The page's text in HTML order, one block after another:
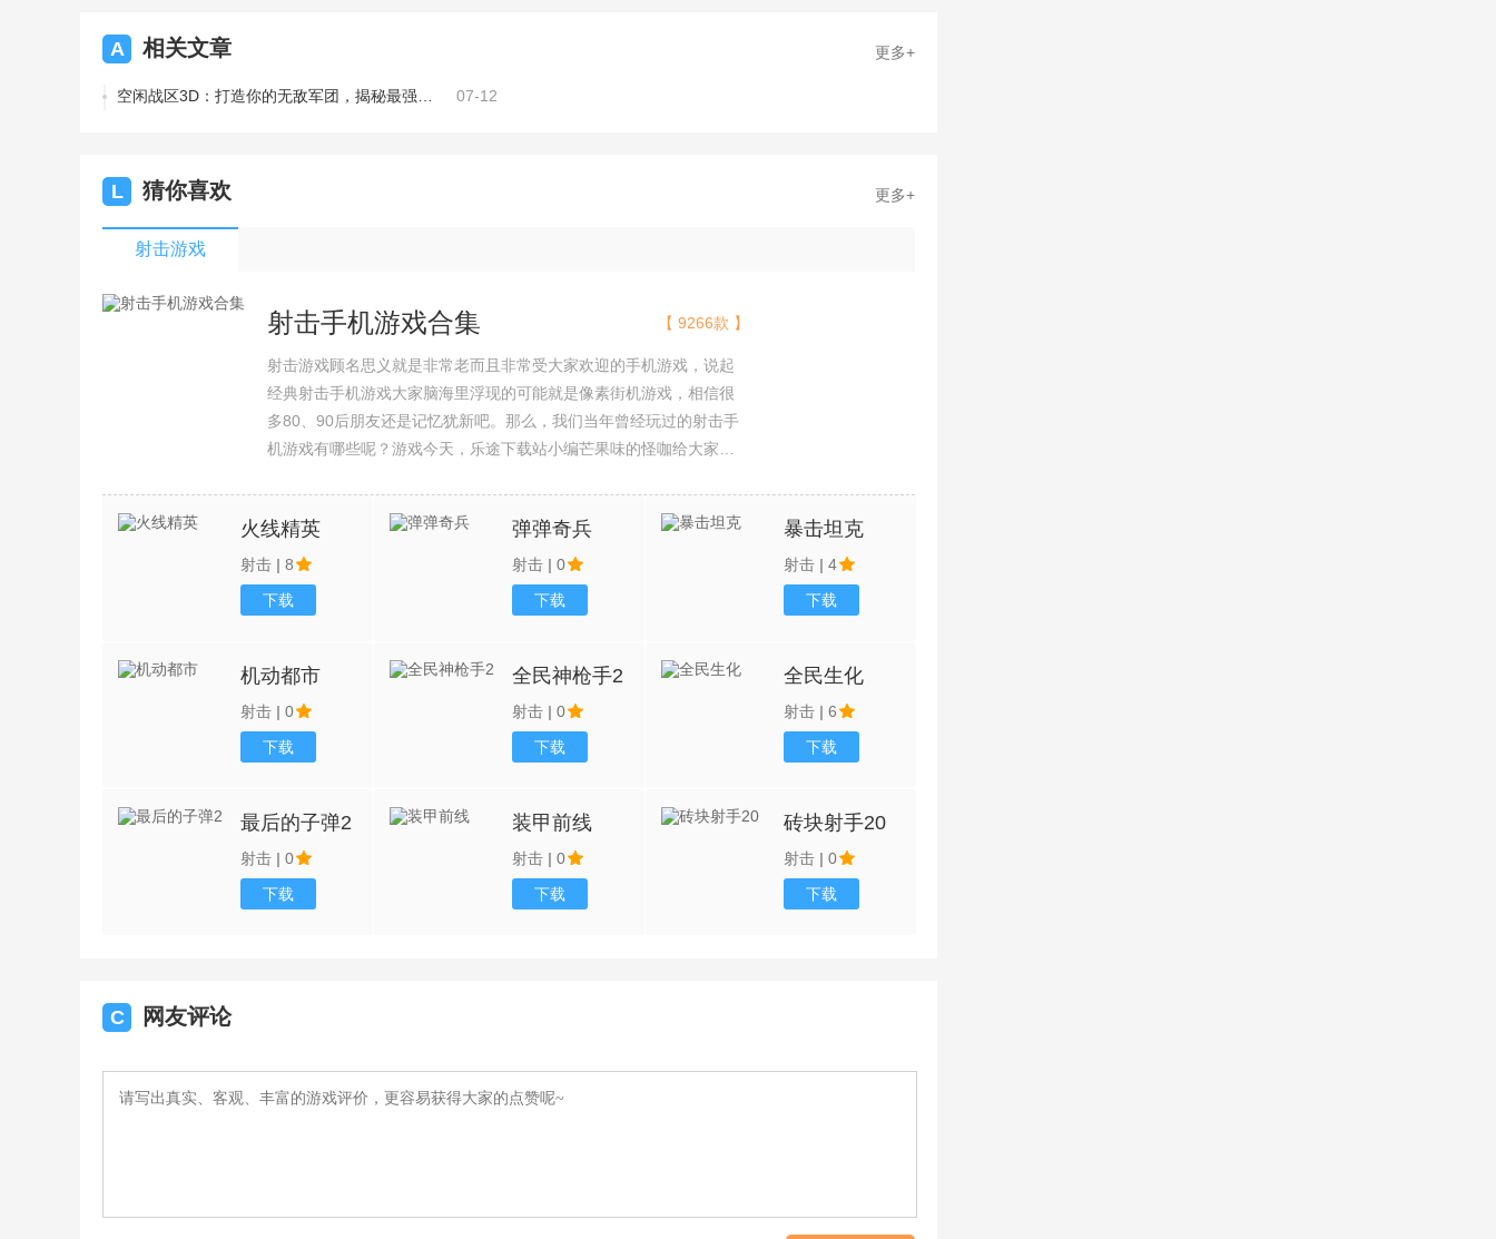
A 相关文章 更多+
07-12
L 猜你喜欢 更多+
射击游戏
射击手机游戏合集
射击游戏顾名思义就是非常老而且非常受大家欢迎的手机游戏，说起
经典射击手机游戏大家脑海里浮现的可能就是像素街机游戏，相信很
多80、90后朋友还是记忆犹新吧。那么，我们当年曾经玩过的射击手
机游戏有哪些呢？游戏今天，乐途下载站小编芒果味的怪咖给大家搜
【 9266款 】
火线精英
射击 | 8
下载
弹弹奇兵
射击 | 0
下载
暴击坦克
射击 | 4
下载
机动都市
射击 | 0
下载
全民神枪手2
射击 | 0
下载
全民生化
射击 | 6
下载
最后的子弹2
射击 | 0
下载
装甲前线
射击 | 0
下载
砖块射手20
射击 | 0
下载
C 网友评论